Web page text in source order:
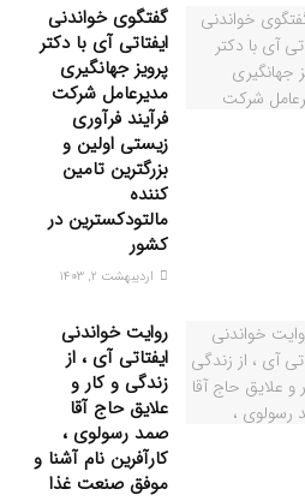
گفتگوی خواندنی
ایفتاتی آی با دکتر
پرویز جهانگیری
مدیرعامل شرکت
فرآیند فرآوری
زیستی اولین و
بزرگترین تامین
کننده
مالتودکسترین در
کشور
اردیبهشت ۲, ۱۴۰۳
روایت خواندنی
ایفتاتی آی ، از
زندگی و کار و
علایق حاج آقا
صمد رسولوی ،
کارآفرین نام آشنا و
موفق صنعت غذا